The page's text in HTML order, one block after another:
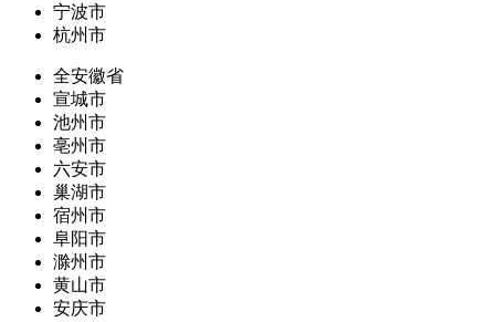
宁波市
杭州市
全安徽省
宣城市
池州市
亳州市
六安市
巢湖市
宿州市
阜阳市
滁州市
黄山市
安庆市